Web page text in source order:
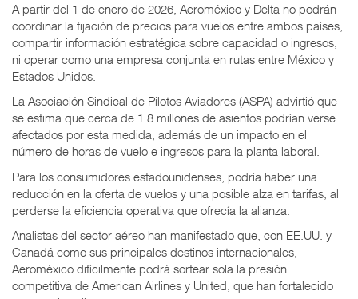
A partir del 1 de enero de 2026, Aeroméxico y Delta no podrán
coordinar la fijación de precios para vuelos entre ambos países,
compartir información estratégica sobre capacidad o ingresos,
ni operar como una empresa conjunta en rutas entre México y
Estados Unidos.
La Asociación Sindical de Pilotos Aviadores (ASPA) advirtió que
se estima que cerca de 1.8 millones de asientos podrían verse
afectados por esta medida, además de un impacto en el
número de horas de vuelo e ingresos para la planta laboral.
Para los consumidores estadounidenses, podría haber una
reducción en la oferta de vuelos y una posible alza en tarifas, al
perderse la eficiencia operativa que ofrecía la alianza.
Analistas del sector aéreo han manifestado que, con EE.UU. y
Canadá como sus principales destinos internacionales,
Aeroméxico difícilmente podrá sortear sola la presión
competitiva de American Airlines y United, que han fortalecido